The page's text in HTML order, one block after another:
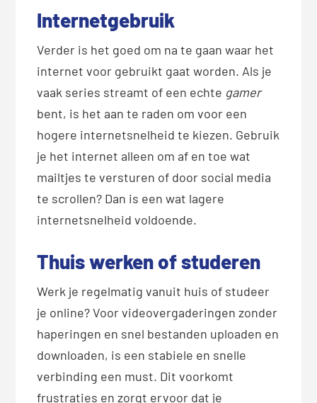
Internetgebruik
Verder is het goed om na te gaan waar het
internet voor gebruikt gaat worden. Als je
vaak series streamt of een echte gamer
bent, is het aan te raden om voor een
hogere internetsnelheid te kiezen. Gebruik
je het internet alleen om af en toe wat
mailtjes te versturen of door social media
te scrollen? Dan is een wat lagere
internetsnelheid voldoende.
Thuis werken of studeren
Werk je regelmatig vanuit huis of studeer
je online? Voor videovergaderingen zonder
haperingen en snel bestanden uploaden en
downloaden, is een stabiele en snelle
verbinding een must. Dit voorkomt
frustraties en zorgt ervoor dat je